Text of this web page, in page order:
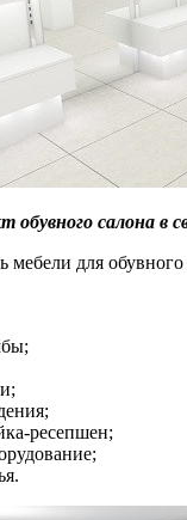
салона в
мебели для обувного
ресепшен;